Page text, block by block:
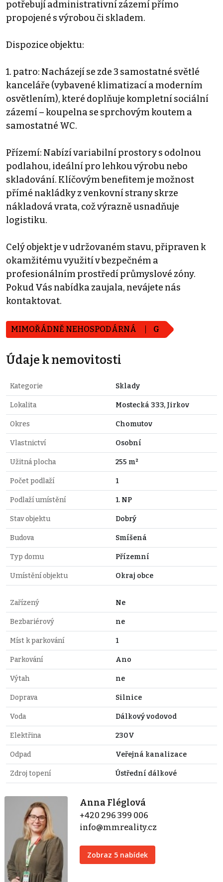
potřebují administrativní zázemí přímo
propojené s výrobou či skladem.
Dispozice objektu:
1. patro: Nacházejí se zde 3 samostatné světlé
kanceláře (vybavené klimatizací a moderním
osvětlením), které doplňuje kompletní sociální
zázemí – koupelna se sprchovým koutem a
samostatné WC.
Přízemí: Nabízí variabilní prostory s odolnou
podlahou, ideální pro lehkou výrobu nebo
skladování. Klíčovým benefitem je možnost
přímé nakládky z venkovní strany skrze
nákladová vrata, což výrazně usnadňuje
logistiku.
Celý objekt je v udržovaném stavu, připraven k
okamžitému využití v bezpečném a
profesionálním prostředí průmyslové zóny.
Pokud Vás nabídka zaujala, nevájete nás
kontaktovat.
MIMOŘÁDNĚ NEHOSPODÁRNÁ G
Údaje k nemovitosti
Kategorie Sklady
Lokalita Mostecká 333, Jirkov
Okres Chomutov
Vlastnictví Osobní
Užitná plocha 255 m²
Počet podlaží 1
Podlaží umístění 1. NP
Stav objektu Dobrý
Budova Smíšená
Typ domu Přízemní
Umístění objektu Okraj obce
Zařízený Ne
Bezbariérový ne
Míst k parkování 1
Parkování Ano
Výtah ne
Doprava Silnice
Voda Dálkový vodovod
Elektřina 230V
Odpad Veřejná kanalizace
Zdroj topení Ústřední dálkové
Anna Fléglová
+420 296 399 006
info@mmreality.cz
Zobraz 5 nabídek